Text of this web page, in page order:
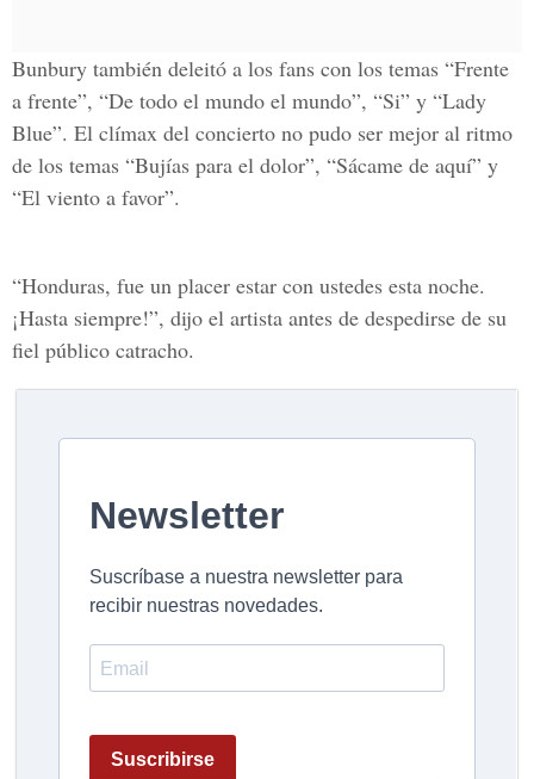
Bunbury también deleitó a los fans con los temas “Frente
a frente”, “De todo el mundo el mundo”, “Si” y “Lady
Blue”. El clímax del concierto no pudo ser mejor al ritmo
de los temas “Bujías para el dolor”, “Sácame de aquí” y
“El viento a favor”.
“Honduras, fue un placer estar con ustedes esta noche.
¡Hasta siempre!”, dijo el artista antes de despedirse de su
fiel público catracho.